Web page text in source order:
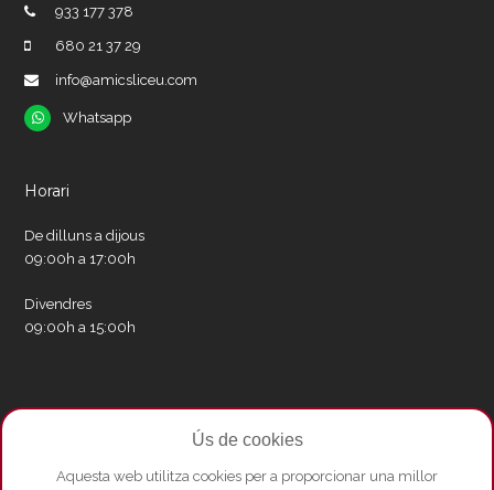
933 177 378
680 21 37 29
info@amicsliceu.com
Whatsapp
Whatsapp
Horari
De dilluns a dijous
09:00h a 17:00h
Divendres
09:00h a 15:00h
Xarxes socials
FacebookInstagram
Whatsapp
Youtube
Ús de cookies
Aquesta web utilitza cookies per a proporcionar una millor